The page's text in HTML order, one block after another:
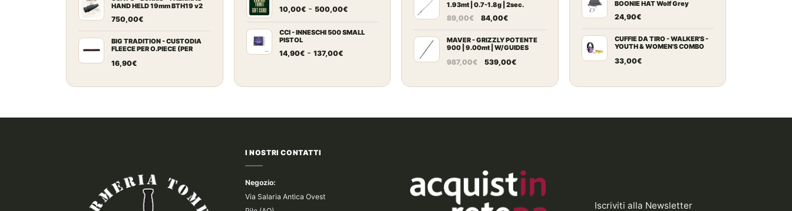
HAND HELD 19mm BTH19 v2
750,00€
BIG TRADITION - CUSTODIA
FLEECE PER O.PIECE (PER
16,90€
da
a
10,00€ - 500,00€Fascia
prezzo:
CCI - INNESCHI 500 SMALL
PISTOL
14,90€ - 137,00€Fascia
da
era:
66,00€.
è:
45,00€.
1.93mt | 0.7-1.8g | 2sec.
89,00€
Il
originale
era:
89,00€.
84,00€Il
attuale
è:
84,00€.
MAVER - GRIZZLY POTENTE
900 | 9.00mt | W/GUIDES
987,00€
Il
originale
539,00€Il
attuale
BOONIE HAT Wolf Grey
24,90€
CUFFIE DA TIRO - WALKER'S -
YOUTH & WOMEN'S COMBO
33,00€
I NOSTRI CONTATTI
Negozio:
Via Salaria Antica Ovest
Iscriviti alla Newsletter